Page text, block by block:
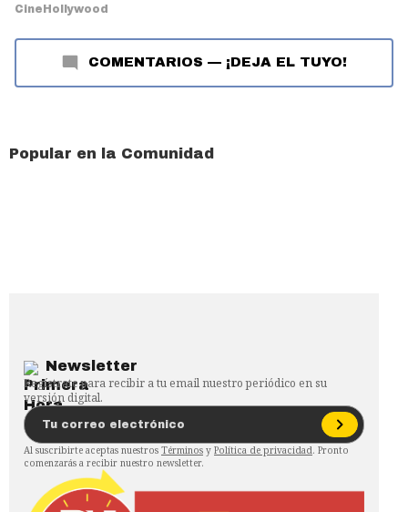
CineHollywood
COMENTARIOS — ¡DEJA EL TUYO!
Popular en la Comunidad
Newsletter
Regístrate para recibir a tu email nuestro periódico en su
versión digital.
Al suscribirte aceptas nuestros Términos y Política de privacidad. Pronto
comenzarás a recibir nuestro newsletter.